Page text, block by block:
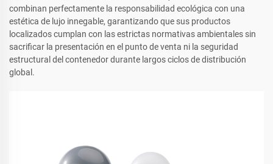
combinan perfectamente la responsabilidad ecológica con una
estética de lujo innegable, garantizando que sus productos
localizados cumplan con las estrictas normativas ambientales sin
sacrificar la presentación en el punto de venta ni la seguridad
estructural del contenedor durante largos ciclos de distribución
global.